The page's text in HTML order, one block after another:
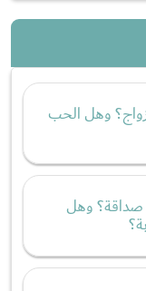
وهل الحب
وهل